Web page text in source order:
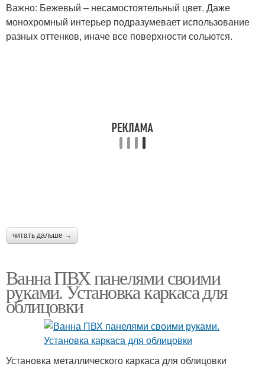
Важно: Бежевый – несамостоятельный цвет. Даже
монохромный интерьер подразумевает использование
разных оттенков, иначе все поверхности сольются.
читать дальше →
Ванна ПВХ панелями своими
руками. Установка каркаса для
облицовки
Установка металлического каркаса для облицовки